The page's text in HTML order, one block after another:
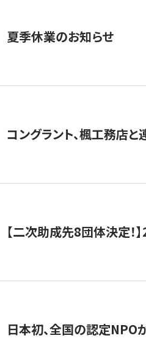
夏季休業のお知らせ
コングラント、楓工務店
【二次助成先8団体決定！
日本初、全国の認定NPO